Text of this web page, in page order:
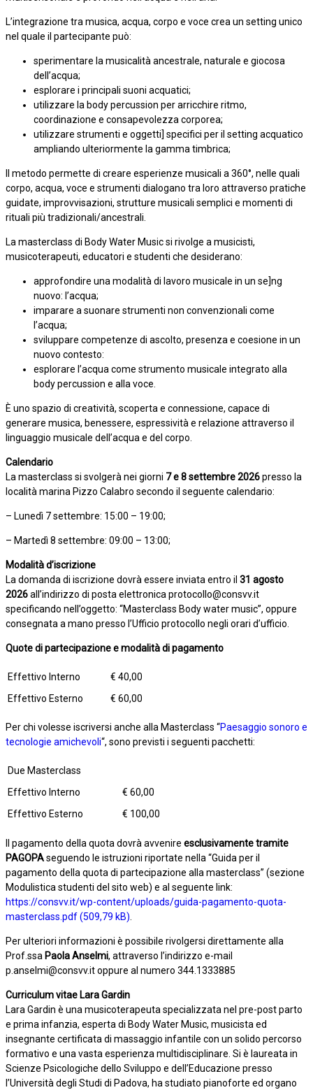
L’integrazione tra musica, acqua, corpo e voce crea un setting unico
nel quale il partecipante può:
sperimentare la musicalità ancestrale, naturale e giocosa
dell’acqua;
esplorare i principali suoni acquatici;
utilizzare la body percussion per arricchire ritmo,
coordinazione e consapevolezza corporea;
utilizzare strumenti e oggetti] specifici per il setting acquatico
ampliando ulteriormente la gamma timbrica;
Il metodo permette di creare esperienze musicali a 360°, nelle quali
corpo, acqua, voce e strumenti dialogano tra loro attraverso pratiche
guidate, improvvisazioni, strutture musicali semplici e momenti di
rituali più tradizionali/ancestrali.
La masterclass di Body Water Music si rivolge a musicisti,
musicoterapeuti, educatori e studenti che desiderano:
approfondire una modalità di lavoro musicale in un se]ng
nuovo: l’acqua;
imparare a suonare strumenti non convenzionali come
l’acqua;
sviluppare competenze di ascolto, presenza e coesione in un
nuovo contesto:
esplorare l’acqua come strumento musicale integrato alla
body percussion e alla voce.
È uno spazio di creatività, scoperta e connessione, capace di
generare musica, benessere, espressività e relazione attraverso il
linguaggio musicale dell’acqua e del corpo.
Calendario
La masterclass si svolgerà nei giorni 7 e 8 settembre 2026presso la
località marina Pizzo Calabro secondo il seguente calendario:
– Lunedì 7 settembre: 15:00 – 19:00;
– Martedì 8 settembre: 09:00 – 13:00;
Modalità d’iscrizione
La domanda di iscrizione dovrà essere inviata entro il 31 agosto
2026all’indirizzo di posta elettronica protocollo@consvv.it
specificando nell’oggetto: “Masterclass Body water music”, oppure
consegnata a mano presso l’Ufficio protocollo negli orari d’ufficio.
Quote di partecipazione e modalità di pagamento
Effettivo Interno
€ 40,00
Effettivo Esterno
€ 60,00
Per chi volesse iscriversi anche alla Masterclass “Paesaggio sonoro e
tecnologie amichevoli“, sono previsti i seguenti pacchetti:
Due Masterclass
Effettivo Interno
€ 60,00
Effettivo Esterno
€ 100,00
Il pagamento della quota dovrà avvenire esclusivamente tramite
PAGOPAseguendo le istruzioni riportate nella “Guida per il
pagamento della quota di partecipazione alla masterclass” (sezione
Modulistica studenti del sito web) e al seguente link:
https://consvv.it/wp-content/uploads/guida-pagamento-quota-
masterclass.pdf
.
Per ulteriori informazioni è possibile rivolgersi direttamente alla
Prof.ssa Paola Anselmi, attraverso l’indirizzo e-mail
p.anselmi@consvv.it oppure al numero 344.1333885
Curriculum vitae Lara Gardin
Lara Gardin è una musicoterapeuta specializzata nel pre-post parto
e prima infanzia, esperta di Body Water Music, musicista ed
insegnante certificata di massaggio infantile con un solido percorso
formativo e una vasta esperienza multidisciplinare. Si è laureata in
Scienze Psicologiche dello Sviluppo e dell’Educazione presso
l’Università degli Studi di Padova, ha studiato pianoforte ed organo